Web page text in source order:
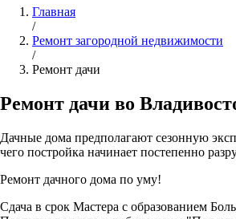
Главная
/
Ремонт загородной недвижимости
/
Ремонт дачи
Ремонт дачи во
Дачные дома предполагают сезонную
чего постройка начинает постепенно
Ремонт дачного дома по уму!
Сдача в срок Мастера с образованием